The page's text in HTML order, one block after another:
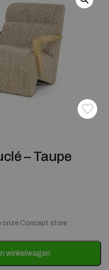
– Taupe
onze Concept store
winkelwagen